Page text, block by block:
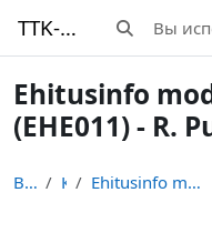
TTK-Moodle Изменить
Вы
Ehitusinfo
(EHE011) - R.
В начало Курсы Ehitusinfo modelleerimine (BIM) (EHE011) - R. Puust